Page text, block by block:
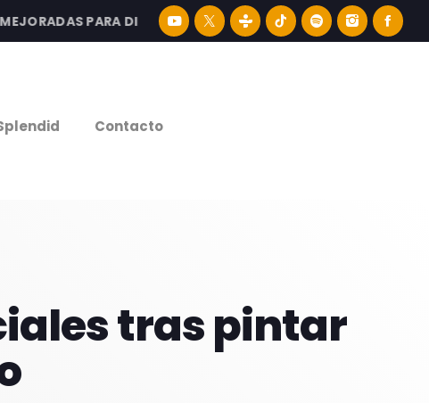
PARA DISFRUTAR LA MEJOR MÚSICA LATINA Y
Contacto
tras pintar